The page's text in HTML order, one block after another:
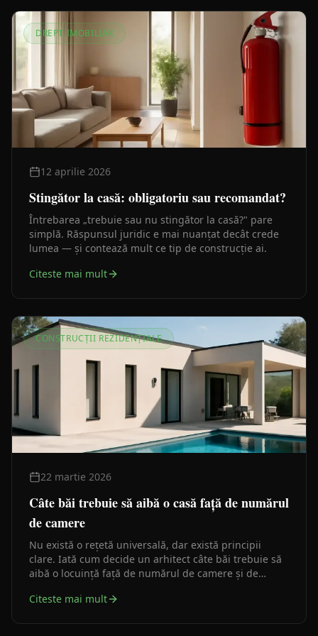
DREPT IMOBILIAR
12 aprilie 2026
Stingător la casă: obligatoriu sau recomandat?
Întrebarea „trebuie sau nu stingător la casă?" pare
simplă. Răspunsul juridic e mai nuanțat decât crede
lumea — și contează mult ce tip de construcție ai.
Citeste mai mult
CONSTRUCȚII REZIDENȚIALE
22 martie 2026
Câte băi trebuie să aibă o casă față de numărul
de camere
Nu există o rețetă universală, dar există principii
clare. Iată cum decide un arhitect câte băi trebuie să
aibă o locuință față de numărul de camere și de
Citeste mai mult